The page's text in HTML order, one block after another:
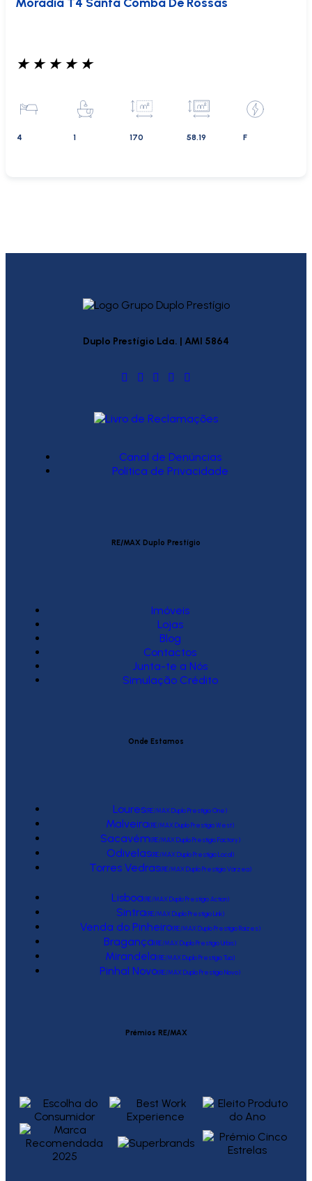
★ ★ ★ ★ ★
4 1 170 58.19 F
Duplo Prestígio Lda. | AMI 5864
Canal de Denúncias
Política de Privacidade
RE/MAX Duplo Prestígio
Imóveis
Lojas
Blog
Contactos
Junta-te a Nós
Simulação Crédito
Onde Estamos
Loures(RE/MAX Duplo Prestígio One)
Malveira(RE/MAX Duplo Prestígio West)
Sacavém(RE/MAX Duplo Prestígio Factory)
Odivelas(RE/MAX Duplo Prestígio Local)
Torres Vedras(RE/MAX Duplo Prestígio Várzea)
Lisboa(RE/MAX Duplo Prestígio Action)
Sintra(RE/MAX Duplo Prestígio Link)
Venda do Pinheiro(RE/MAX Duplo Prestígio Raízes)
Bragança(RE/MAX Duplo Prestígio Urbis)
Mirandela(RE/MAX Duplo Prestígio Tua)
Pinhal Novo(RE/MAX Duplo Prestígio Novo)
Prémios RE/MAX